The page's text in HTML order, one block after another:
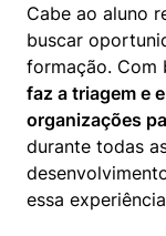
Cabe ao aluno
buscar
formação. Com
faz a triagem e
organizações
durante todas
essa